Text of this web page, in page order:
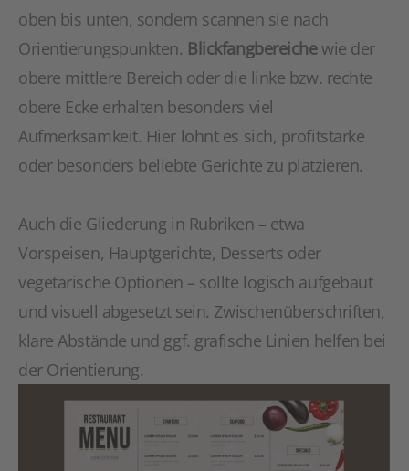
oben bis unten, sondern scannen sie nach
Orientierungspunkten. Blickfangbereichewie der
obere mittlere Bereich oder die linke bzw. rechte
obere Ecke erhalten besonders viel
Aufmerksamkeit. Hier lohnt es sich, profitstarke
oder besonders beliebte Gerichte zu platzieren.
Auch die Gliederung in Rubriken – etwa
Vorspeisen, Hauptgerichte, Desserts oder
vegetarische Optionen – sollte logisch aufgebaut
und visuell abgesetzt sein. Zwischenüberschriften,
klare Abstände und ggf. grafische Linien helfen bei
der Orientierung.